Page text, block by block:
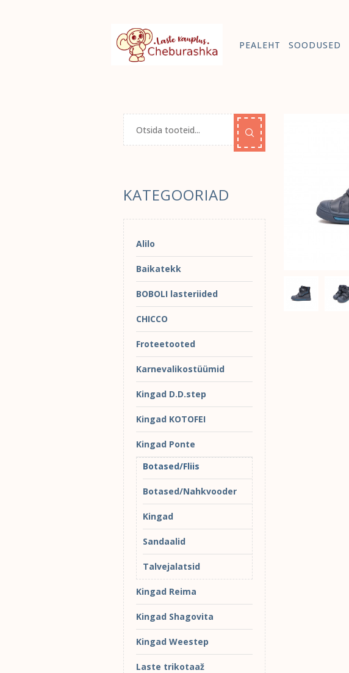
PEALEHT SOODUSED
KATEGOORIAD
Alilo
Baikatekk
BOBOLI lasteriided
CHICCO
Froteetooted
Karnevalikostüümid
Kingad D.D.step
Kingad KOTOFEI
Kingad Ponte
Botased/Fliis
Botased/Nahkvooder
Kingad
Sandaalid
Talvejalatsid
Kingad Reima
Kingad Shagovita
Kingad Weestep
Laste trikotaaž